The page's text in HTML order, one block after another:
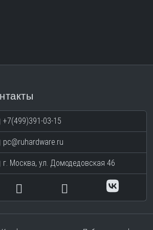
ДА ДА ДА
ДА
ДА ДА ДА
ДА ДА ДА
ДА ДА ДА
+7(499)391-03-15
pc@ruhardware.ru
г. Москва, ул. Домодедовская 46